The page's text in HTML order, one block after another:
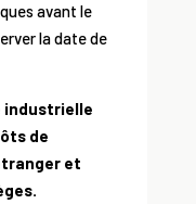
avant le
la date de
industrielle
de
et